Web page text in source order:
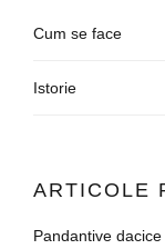
Cum se face
Istorie
ARTICOLE
Pandantive dacice